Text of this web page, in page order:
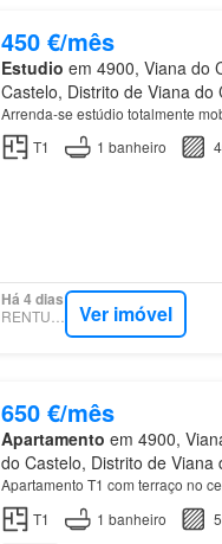
450 €/mês
Estudio em 4900, Viana do
Castelo, Distrito de Viana do
Arrenda-se estúdio totalmente
T1
1 banheiro
Há 4 dias
RENTUMO Ver imóvel
650 €/mês
Apartamento em 4900,
do Castelo, Distrito de Viana
Apartamento T1 com terraço no
T1
1 banheiro